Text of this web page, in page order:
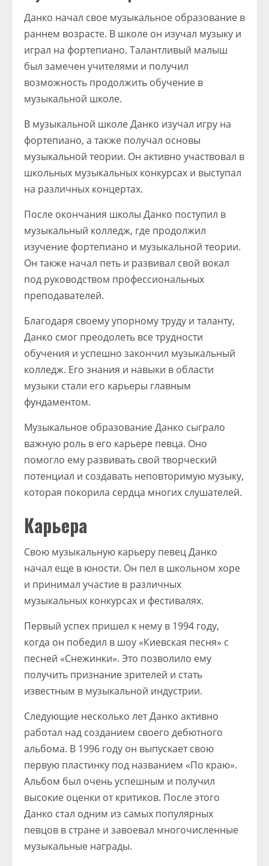
Данко начал свое музыкальное образование в
раннем возрасте. В школе он изучал музыку и
играл на фортепиано. Талантливый малыш
был замечен учителями и получил
возможность продолжить обучение в
музыкальной школе.
В музыкальной школе Данко изучал игру на
фортепиано, а также получал основы
музыкальной теории. Он активно участвовал в
школьных музыкальных конкурсах и выступал
на различных концертах.
После окончания школы Данко поступил в
музыкальный колледж, где продолжил
изучение фортепиано и музыкальной теории.
Он также начал петь и развивал свой вокал
под руководством профессиональных
преподавателей.
Благодаря своему упорному труду и таланту,
Данко смог преодолеть все трудности
обучения и успешно закончил музыкальный
колледж. Его знания и навыки в области
музыки стали его карьеры главным
фундаментом.
Музыкальное образование Данко сыграло
важную роль в его карьере певца. Оно
помогло ему развивать свой творческий
потенциал и создавать неповторимую музыку,
которая покорила сердца многих слушателей.
Карьера
Свою музыкальную карьеру певец Данко
начал еще в юности. Он пел в школьном хоре
и принимал участие в различных
музыкальных конкурсах и фестивалях.
Первый успех пришел к нему в 1994 году,
когда он победил в шоу «Киевская песня» с
песней «Снежинки». Это позволило ему
получить признание зрителей и стать
известным в музыкальной индустрии.
Следующие несколько лет Данко активно
работал над созданием своего дебютного
альбома. В 1996 году он выпускает свою
первую пластинку под названием «По краю».
Альбом был очень успешным и получил
высокие оценки от критиков. После этого
Данко стал одним из самых популярных
певцов в стране и завоевал многочисленные
музыкальные награды.